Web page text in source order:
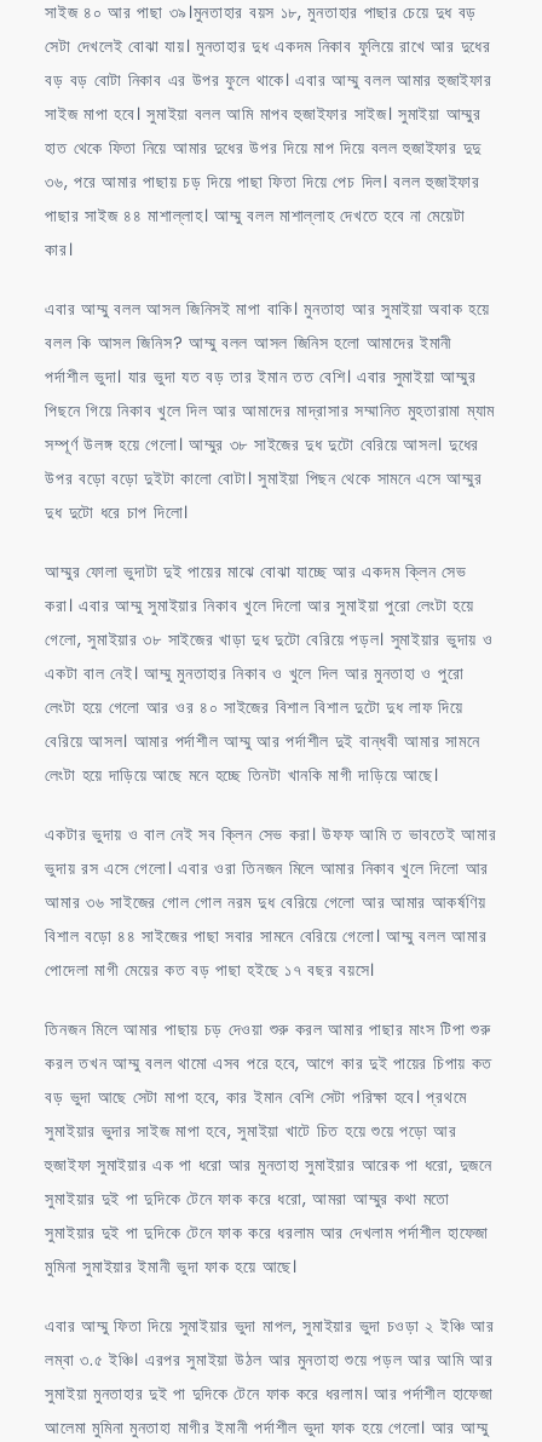
সাইজ ৪০ আর পাছা ৩৯।মুনতাহার বয়স ১৮, মুনতাহার পাছার চেয়ে দুধ বড়
সেটা দেখলেই বোঝা যায়। মুনতাহার দুধ একদম নিকাব ফুলিয়ে রাখে আর দুধের
বড় বড় বোটা নিকাব এর উপর ফুলে থাকে। এবার আম্মু বলল আমার হুজাইফার
সাইজ মাপা হবে। সুমাইয়া বলল আমি মাপব হুজাইফার সাইজ। সুমাইয়া আম্মুর
হাত থেকে ফিতা নিয়ে আমার দুধের উপর দিয়ে মাপ দিয়ে বলল হুজাইফার দুদু
৩৬, পরে আমার পাছায় চড় দিয়ে পাছা ফিতা দিয়ে পেচ দিল। বলল হুজাইফার
পাছার সাইজ ৪৪ মাশাল্লাহ। আম্মু বলল মাশাল্লাহ দেখতে হবে না মেয়েটা
কার।
এবার আম্মু বলল আসল জিনিসই মাপা বাকি। মুনতাহা আর সুমাইয়া অবাক হয়ে
বলল কি আসল জিনিস? আম্মু বলল আসল জিনিস হলো আমাদের ইমানী
পর্দাশীল ভুদা। যার ভুদা যত বড় তার ইমান তত বেশি। এবার সুমাইয়া আম্মুর
পিছনে গিয়ে নিকাব খুলে দিল আর আমাদের মাদ্রাসার সম্মানিত মুহতারামা ম্যাম
সম্পূর্ণ উলঙ্গ হয়ে গেলো। আম্মুর ৩৮ সাইজের দুধ দুটো বেরিয়ে আসল। দুধের
উপর বড়ো বড়ো দুইটা কালো বোটা। সুমাইয়া পিছন থেকে সামনে এসে আম্মুর
দুধ দুটো ধরে চাপ দিলো।
আম্মুর ফোলা ভুদাটা দুই পায়ের মাঝে বোঝা যাচ্ছে আর একদম ক্লিন সেভ
করা। এবার আম্মু সুমাইয়ার নিকাব খুলে দিলো আর সুমাইয়া পুরো লেংটা হয়ে
গেলো, সুমাইয়ার ৩৮ সাইজের খাড়া দুধ দুটো বেরিয়ে পড়ল। সুমাইয়ার ভুদায় ও
একটা বাল নেই। আম্মু মুনতাহার নিকাব ও খুলে দিল আর মুনতাহা ও পুরো
লেংটা হয়ে গেলো আর ওর ৪০ সাইজের বিশাল বিশাল দুটো দুধ লাফ দিয়ে
বেরিয়ে আসল। আমার পর্দাশীল আম্মু আর পর্দাশীল দুই বান্ধবী আমার সামনে
লেংটা হয়ে দাড়িয়ে আছে মনে হচ্ছে তিনটা খানকি মাগী দাড়িয়ে আছে।
একটার ভুদায় ও বাল নেই সব ক্লিন সেভ করা। উফফ আমি ত ভাবতেই আমার
ভুদায় রস এসে গেলো। এবার ওরা তিনজন মিলে আমার নিকাব খুলে দিলো আর
আমার ৩৬ সাইজের গোল গোল নরম দুধ বেরিয়ে গেলো আর আমার আকর্ষণিয়
বিশাল বড়ো ৪৪ সাইজের পাছা সবার সামনে বেরিয়ে গেলো। আম্মু বলল আমার
পোদেলা মাগী মেয়ের কত বড় পাছা হইছে ১৭ বছর বয়সে।
তিনজন মিলে আমার পাছায় চড় দেওয়া শুরু করল আমার পাছার মাংস টিপা শুরু
করল তখন আম্মু বলল থামো এসব পরে হবে, আগে কার দুই পায়ের চিপায় কত
বড় ভুদা আছে সেটা মাপা হবে, কার ইমান বেশি সেটা পরিক্ষা হবে। প্রথমে
সুমাইয়ার ভুদার সাইজ মাপা হবে, সুমাইয়া খাটে চিত হয়ে শুয়ে পড়ো আর
হুজাইফা সুমাইয়ার এক পা ধরো আর মুনতাহা সুমাইয়ার আরেক পা ধরো, দুজনে
সুমাইয়ার দুই পা দুদিকে টেনে ফাক করে ধরো, আমরা আম্মুর কথা মতো
সুমাইয়ার দুই পা দুদিকে টেনে ফাক করে ধরলাম আর দেখলাম পর্দাশীল হাফেজা
মুমিনা সুমাইয়ার ইমানী ভুদা ফাক হয়ে আছে।
এবার আম্মু ফিতা দিয়ে সুমাইয়ার ভুদা মাপল, সুমাইয়ার ভুদা চওড়া ২ ইঞ্চি আর
লম্বা ৩.৫ ইঞ্চি। এরপর সুমাইয়া উঠল আর মুনতাহা শুয়ে পড়ল আর আমি আর
সুমাইয়া মুনতাহার দুই পা দুদিকে টেনে ফাক করে ধরলাম। আর পর্দাশীল হাফেজা
আলেমা মুমিনা মুনতাহা মাগীর ইমানী পর্দাশীল ভুদা ফাক হয়ে গেলো। আর আম্মু